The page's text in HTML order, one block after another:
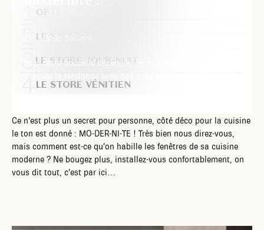
par Matéo Servant
Pour cette nouvelle décennie, un mot d'ordre, modernité !
OPTEZ POUR DU STORE !
LE STORE CALIFORNIEN
LE STORE JOUR-NUIT
LE STORE VÉNITIEN
Ce n’est plus un secret pour personne, côté déco pour la cuisine
le ton est donné : MO-DER-NI-TE ! Très bien nous direz-vous,
mais comment est-ce qu’on habille les fenêtres de sa cuisine
moderne ? Ne bougez plus, installez-vous confortablement, on
vous dit tout, c’est par ici…